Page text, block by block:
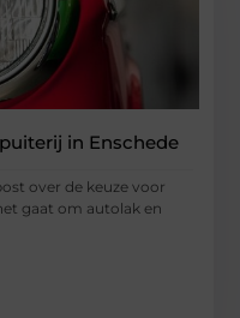
in Enschede
over de keuze voor
gaat om autolak en